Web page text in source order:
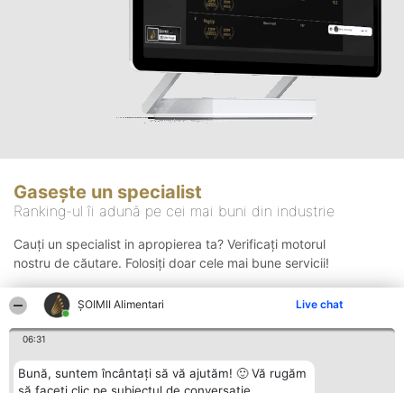
ŞOIMII Alimentari Live chat
06:31
Bună, suntem încântați să vă ajutăm! 🙂 Vă rugăm
Gasește un specialist
Ranking-ul îi adună pe cei mai buni din industrie
Cauți un specialist in apropierea ta? Verificați motorul
nostru de căutare. Folosiți doar cele mai bune servicii!